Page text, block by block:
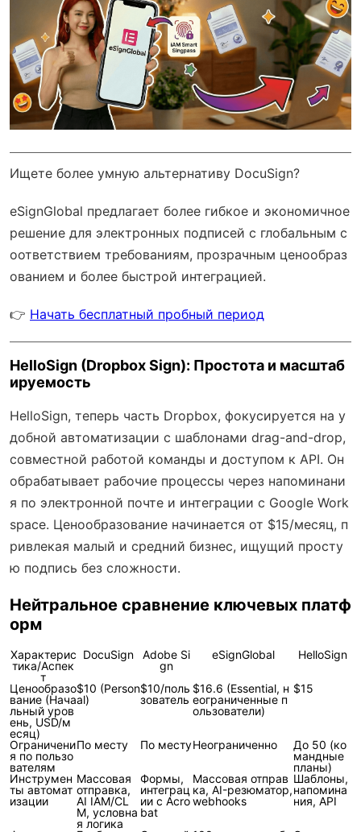
Ищете более умную альтернативу DocuSign?
eSignGlobal предлагает более гибкое и экономичное
решение для электронных подписей с глобальным с
оответствием требованиям, прозрачным ценообраз
ованием и более быстрой интеграцией.
👉 Начать бесплатный пробный период
HelloSign (Dropbox Sign): Простота и масштаб
ируемость
HelloSign, теперь часть Dropbox, фокусируется на у
добной автоматизации с шаблонами drag-and-drop,
совместной работой команды и доступом к API. Он
обрабатывает рабочие процессы через напоминани
я по электронной почте и интеграции с Google Work
space. Ценообразование начинается от $15/месяц, п
ривлекая малый и средний бизнес, ищущий просту
ю подпись без сложности.
Нейтральное сравнение ключевых платф
орм
Характерис
тика/Аспек
т
DocuSign
Adobe Si
gn
eSignGlobal HelloSign
Ценообразо
вание (Нача
льный уров
ень, USD/м
есяц)
$10 (Person
al)
$10/поль
зователь
$16.6 (Essential, н
еограниченные п
ользователи)
$15
Ограничени
я по пользо
вателям
По месту По местуНеограниченно
До 50 (ко
мандные
планы)
Инструмен
ты автомат
изации
Массовая
отправка,
AI IAM/CL
M, условна
я логика
Формы,
интеграц
ии с Acro
bat
Массовая отправ
ка, AI-резюматор,
webhooks
Шаблоны,
напомина
ния, API